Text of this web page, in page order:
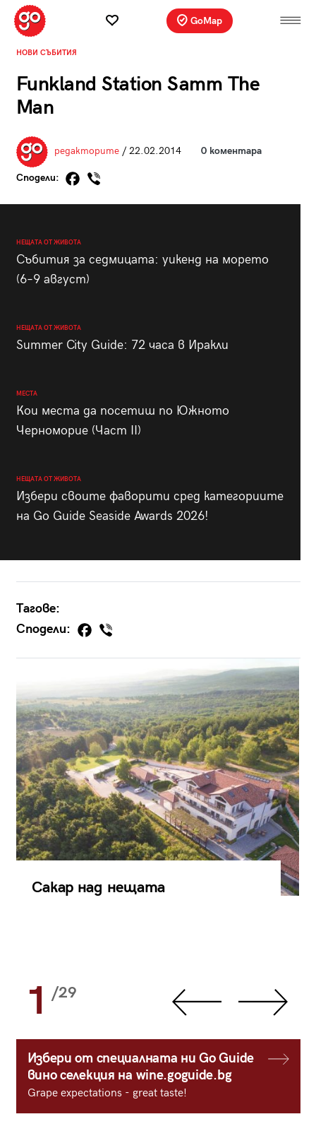
GoMap
НОВИ СЪБИТИЯ
Funkland Station Samm The
Man
редакторите/ 22.02.2014 0 коментара
Сподели:
НЕЩАТА ОТ ЖИВОТА
Събития за седмицата: уикенд на морето
(6–9 август)
НЕЩАТА ОТ ЖИВОТА
Summer City Guide: 72 часа в Иракли
МЕСТА
Кои места да посетиш по Южното
Черноморие (Част II)
НЕЩАТА ОТ ЖИВОТА
Избери своите фаворити сред категориите
на Go Guide Seaside Awards 2026!
Тагове:
Сподели:
Сакар над нещата
1 /29
Избери от специалната ни Go Guide
вино селекция на wine.goguide.bg
Grape expectations - great taste!